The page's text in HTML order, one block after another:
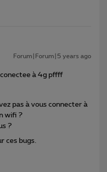
Forum|Forum|5 years ago
conectee à 4g pffff
pas à vous connecter à
wifi ?
?
ces bugs.